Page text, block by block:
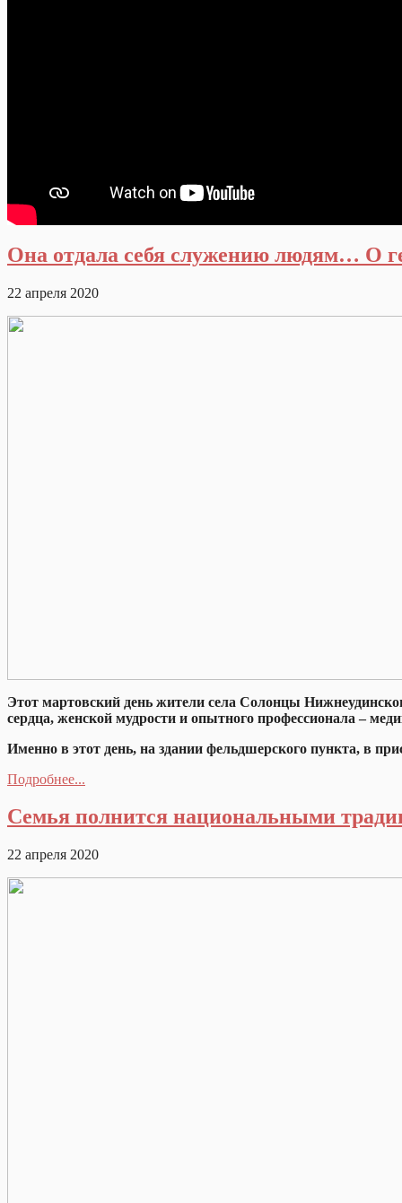
Она отдала себя служению людям… О
22 апреля 2020
Этот мартовский день жители села Солонцы
сердца, женской мудрости и опытного профессионала –
Именно в этот день, на здании фельдшерского пункта, в
Подробнее...
Семья полнится национальными
22 апреля 2020